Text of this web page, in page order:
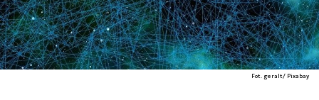
Fot. geralt/ Pixabay